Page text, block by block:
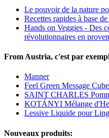
Le pouvoir de la nature
Recettes rapides à base
Hands on Veggies - Des
révolutionnaires en
From Austria, c'est par
Manner
Feel Green Message
SAINT CHARLES
KOTÁNYI Mélange
Lessive Liquide pour
Nouveaux produits: